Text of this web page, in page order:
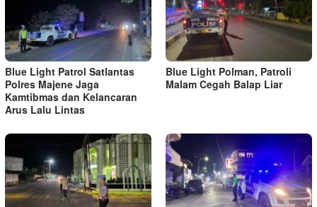
Blue Light Patrol Satlantas
Polres Majene Jaga
Kamtibmas dan Kelancaran
Arus Lalu Lintas
Blue Light Polman, Patroli
Malam Cegah Balap Liar